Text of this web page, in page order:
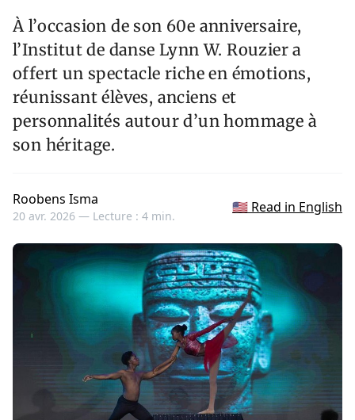
À l’occasion de son 60e anniversaire,
l’Institut de danse Lynn W. Rouzier a
offert un spectacle riche en émotions,
réunissant élèves, anciens et
personnalités autour d’un hommage à
son héritage.
Roobens Isma
20 avr. 2026 — Lecture : 4 min.
🇺🇸 Read in English